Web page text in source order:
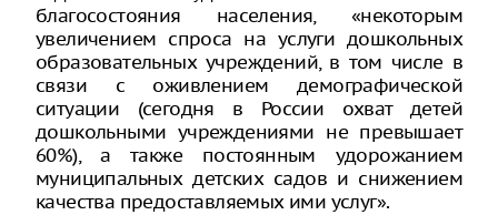
благосостояния населения, «некоторым
увеличением спроса на услуги дошкольных
образовательных учреждений, в том числе в
связи с оживлением демографической
ситуации (сегодня в России охват детей
дошкольными учреждениями не превышает
60%), а также постоянным удорожанием
муниципальных детских садов и снижением
качества предоставляемых ими услуг».